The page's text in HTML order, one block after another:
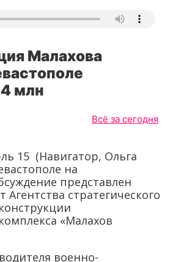
Малахова
млн
Всё за сегодня
15 (Навигатор, Ольга
на
представлен
стратегического
«Малахов
военно-